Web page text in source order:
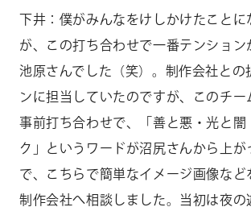
下井：僕がみんなをけしかけたことに
が、この打ち合わせで一番テンション
池原さんでした（笑）。制作会社との
ンに担当していたのですが、このチー
事前打ち合わせで、「善と悪・光と闇
ク」というワードが沼尻さんから上が
で、こちらで簡単なイメージ画像など
制作会社へ相談しました。当初は夜の